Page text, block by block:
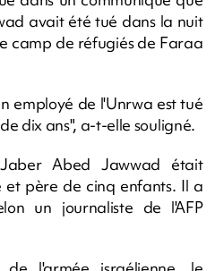
avait été tué dans la nuit
camp de réfugiés de Faraa
employé de l'Unrwa est tué
dix ans", a-t-elle souligné.
Abed Jawwad était
et père de cinq enfants. Il a
un journaliste de l'AFP